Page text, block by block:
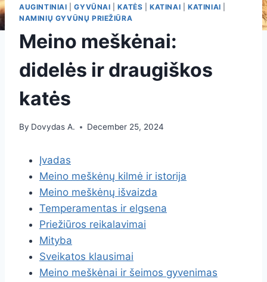
AUGINTINIAI |GYVŪNAI |KATĖS |KATINAI |KATINIAI
NAMINIŲ GYVŪNŲ PRIEŽIŪRA
Meino meškėnai:
didelės ir draugiškos
katės
By Dovydas A. December 25, 2024
Įvadas
Meino meškėnų kilmė ir istorija
Meino meškėnų išvaizda
Temperamentas ir elgsena
Priežiūros reikalavimai
Mityba
Sveikatos klausimai
Meino meškėnai ir šeimos gyvenimas